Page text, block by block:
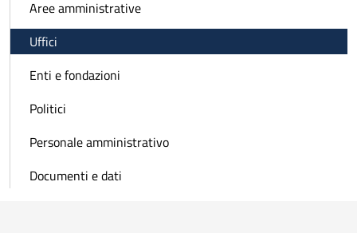
Aree amministrative
Uffici
Enti e fondazioni
Politici
Personale amministrativo
Documenti e dati